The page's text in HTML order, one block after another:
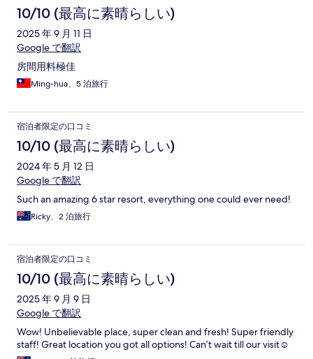
10/10 (最高に素晴らしい)
2025 年 9 月 11 日
Google で翻訳
房間用料極佳
Ming-hua、5 泊旅行
宿泊者限定の口コミ
10/10 (最高に素晴らしい)
2024 年 5 月 12 日
Google で翻訳
Such an amazing 6 star resort, everything one could ever need!
Ricky、2 泊旅行
宿泊者限定の口コミ
10/10 (最高に素晴らしい)
2025 年 9 月 9 日
Google で翻訳
Wow! Unbelievable place, super clean and fresh! Super friendly
staff! Great location you got all options! Can’t wait till our visit☺️